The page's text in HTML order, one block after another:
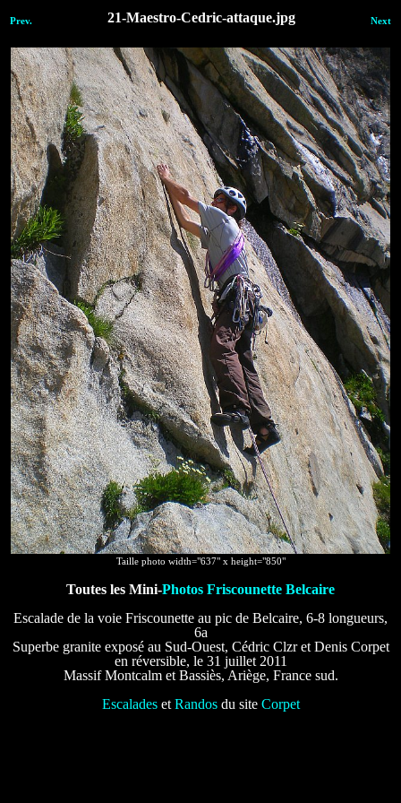
Prev. 21-Maestro-Cedric-attaque.jpg Next
Taille photo width="637" x height="850"
Toutes les Mini-Photos Friscounette Belcaire
Escalade de la voie Friscounette au pic de Belcaire, 6-8 longueurs,
6a
Superbe granite exposé au Sud-Ouest, Cédric Clzr et Denis Corpet
en réversible, le 31 juillet 2011
Massif Montcalm et Bassiès, Ariège, France sud.
Escaladeset Randosdu site Corpet